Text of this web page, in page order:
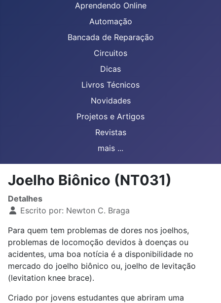
Aprendendo Online
Automação
Bancada de Reparação
Circuitos
Dicas
Livros Técnicos
Novidades
Projetos e Artigos
Revistas
mais ...
Joelho Biônico (NT031)
Detalhes
Escrito por: Newton C. Braga
Para quem tem problemas de dores nos joelhos,
problemas de locomoção devidos à doenças ou
acidentes, uma boa notícia é a disponibilidade no
mercado do joelho biônico ou, joelho de levitação
(levitation knee brace).
Criado por jovens estudantes que abriram uma